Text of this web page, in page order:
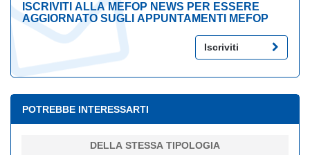
ISCRIVITI ALLA MEFOP NEWS PER ESSERE
AGGIORNATO SUGLI APPUNTAMENTI MEFOP
Iscriviti
POTREBBE INTERESSARTI
DELLA STESSA TIPOLOGIA